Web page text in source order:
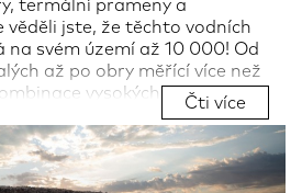
termální prameny a
věděli jste, že těchto vodních
na svém území až 10 000! Od
až po obry měřící více než
vysokých hor, velkých
a severoatlantického
tání a mrazu a zároveň
vytvořila toto velké
Nebo že by je měli na
Čti více